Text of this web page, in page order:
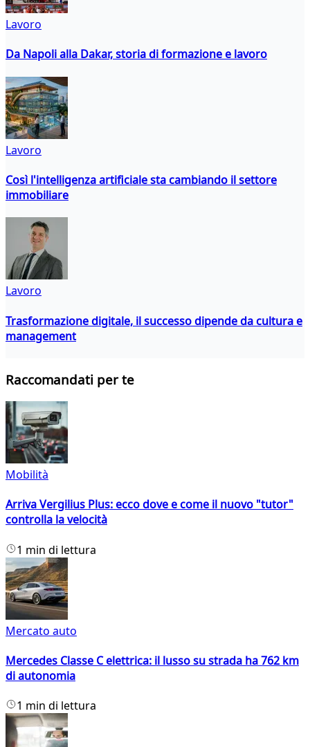
Lavoro
Da Napoli alla Dakar, storia di formazione e lavoro
Lavoro
Così l'intelligenza artificiale sta cambiando il settore
immobiliare
Lavoro
Trasformazione digitale, il successo dipende da cultura e
management
Raccomandati per te
Mobilità
Arriva Vergilius Plus: ecco dove e come il nuovo "tutor"
controlla la velocità
1 min di lettura
Mercato auto
Mercedes Classe C elettrica: il lusso su strada ha 762 km
di autonomia
1 min di lettura